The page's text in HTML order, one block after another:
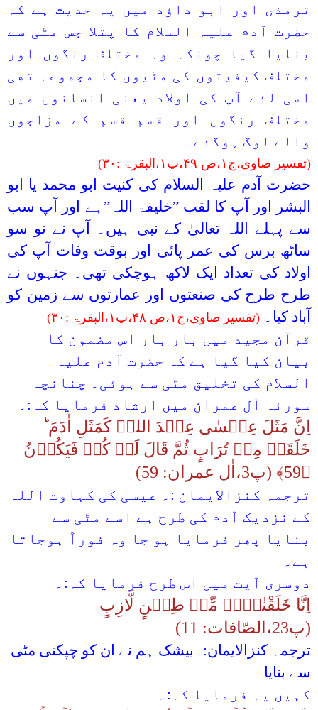
0203-002-6366
1-212-381-1055
61-3-8820-5043
021-111-279-111
+92 21-111-279-111
ترمذی اور ابو داؤد میں یہ حدیث ہے کہ
حضرت آدم علیہ السلام کا پتلا جس مٹی سے
بنایا گیا چونکہ وہ مختلف رنگوں اور
مختلف کیفیتوں کی مٹیوں کا مجموعہ تھی
اسی لئے آپ کی اولاد یعنی انسانوں میں
مختلف رنگوں اور قسم قسم کے مزاجوں
والے لوگ ہوگئے۔
(تفسیر صاوی،ج ۱،ص ۴۹،پ ۱،البقرۃ : ۳۰)
حضرت آدم علیہ السلام کی کنیت ابو محمد یا ابو
البشر اور آپ کا لقب ”خلیفۃ اللہ”ہے اور آپ سب
سے پہلے اللہ تعالیٰ کے نبی ہیں۔ آپ نے نو سو
ساٹھ برس کی عمر پائی اور بوقت وفات آپ کی
اولاد کی تعداد ایک لاکھ ہوچکی تھی۔ جنہوں نے
طرح طرح کی صنعتوں اور عمارتوں سے زمین کو
آباد کیا۔ (تفسیر صاوی،ج ۱،ص ۴۸،پ ۱،البقرۃ : ۳۰)
قرآن مجید میں بار بار اس مضمون کا
بیان کیا گیا ہے کہ حضرت آدم علیہ
السلام کی تخلیق مٹی سے ہوئی۔ چنانچہ
سورئہ آل عمران میں ارشاد فرمایا کہ:۔
اِنَّ مَثَلَ عِیۡسٰی عِنۡدَ اللہِ کَمَثَلِ اٰدَمَ ؕ
خَلَقَہٗ مِنۡ تُرَابٍ ثُمَّ قَالَ لَہٗ کُنۡ فَیَکُوۡنُ
﴿59﴾ (پ3،اٰل عمران: 59)
ترجمہ کنزالایمان :۔ عیسیٰ کی کہاوت اللہ
کے نزدیک آدم کی طرح ہے اسے مٹی سے
بنایا پھر فرمایا ہو جا وہ فوراً ہوجاتا
ہے۔
دوسری آیت میں اس طرح فرمایا کہ:۔
اِنَّا خَلَقْنٰہُمۡ مِّنۡ طِیۡنٍ لَّازِبٍ
(پ23،الصّافات: 11)
ترجمہ کنزالایمان:۔بیشک ہم نے ان کو چپکتی مٹی
سے بنایا۔
کہیں یہ فرمایا کہ:۔